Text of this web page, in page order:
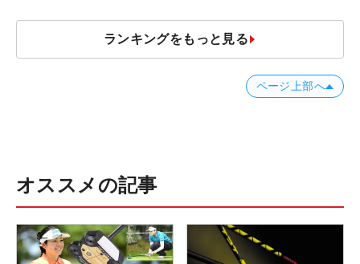
ランキングをもっと見る
ページ上部へ
オススメの記事